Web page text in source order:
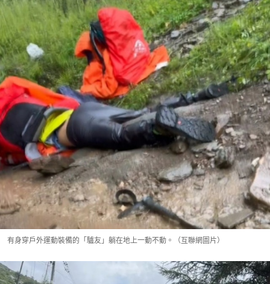
有身穿戶外運動裝備的「驢友」躺在地上一動不動。（互聯網圖片）